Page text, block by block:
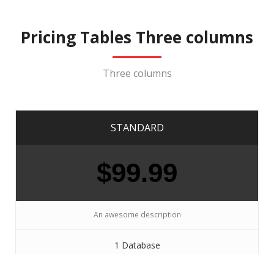
Pricing Tables Three columns
Three columns
STANDARD
$99.99
An awesome description
1 Database